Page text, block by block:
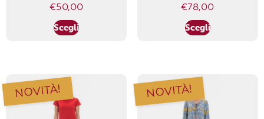
€50,00
Scegli
€78,00
Scegli
NOVITÀ! NOVITÀ!